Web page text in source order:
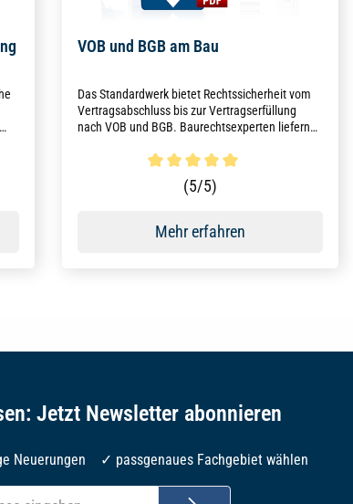
5 Sternen
VOB und BGB am Bau
Das Standardwerk bietet Rechtssicherheit vom
Vertragsabschluss bis zur Vertragserfüllung
nach VOB und BGB. Baurechtsexperten liefern
Musterklauseln und praxisorientierte
Durchschnittliche Bewertung von 5 von 5
(5/5)
Mehr erfahren
Jetzt Newsletter abonnieren
✓ passgenaues Fachgebiet wählen